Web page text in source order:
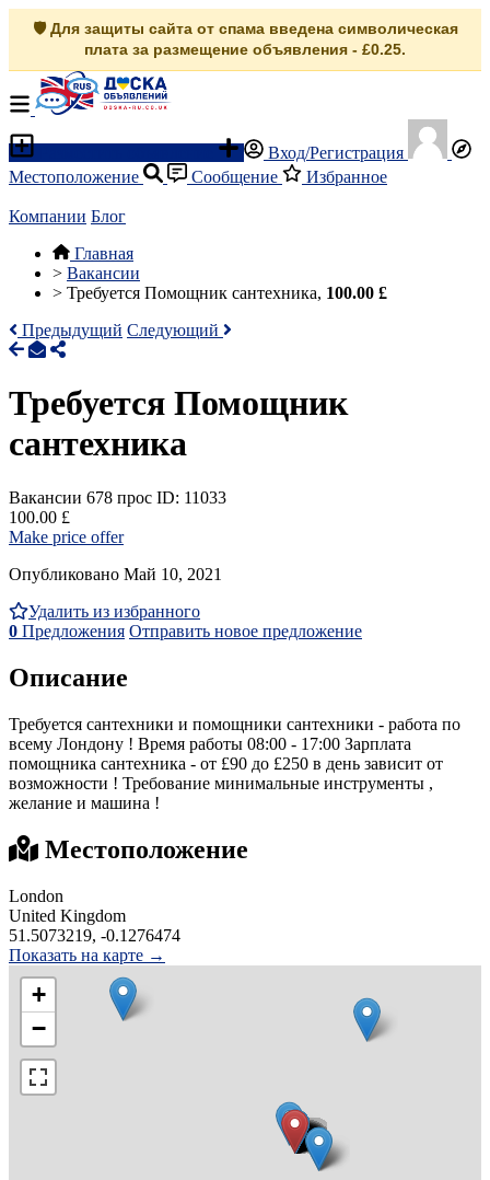
🛡️ Для защиты сайта от спама введена символическая
плата за размещение объявления - £0.25.
Вход/Регистрация
Местоположение
Сообщение Избранное
Компании Блог
Главная
> Вакансии
> Требуется Помощник сантехника, 100.00 £
Предыдущий Следующий
Требуется Помощник
сантехника
Вакансии 678 прос ID: 11033
100.00 £
Make price offer
Опубликовано Май 10, 2021
Удалить из избранного
0 Предложения Отправить новое предложение
Описание
Требуется сантехники и помощники сантехники - работа по
всему Лондону ! Время работы 08:00 - 17:00 Зарплата
помощника сантехника - от £90 до £250 в день зависит от
возможности ! Требование минимальные инструменты ,
желание и машина !
Местоположение
London
United Kingdom
51.5073219, -0.1276474
Показать на карте →
+
−